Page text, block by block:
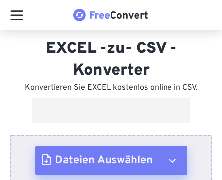
EXCEL -zu- CSV -
Konverter
Konvertieren Sie EXCEL kostenlos online in CSV.
Dateien Auswählen